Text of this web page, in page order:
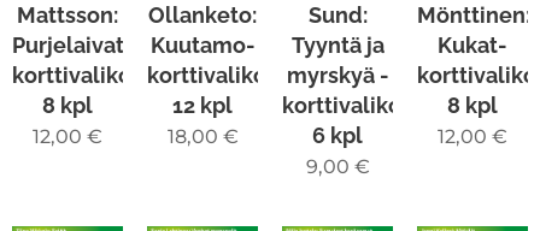
Mattsson:
Purjelaivat-
korttivalikoima
8 kpl
12,00 €
Ollanketo:
Kuutamo-
korttivalikoima
12 kpl
18,00 €
Sund:
Tyyntä ja
myrskyä -
korttivalikoima
6 kpl
9,00 €
Mönttinen:
Kukat-
8 kpl
12,00 €